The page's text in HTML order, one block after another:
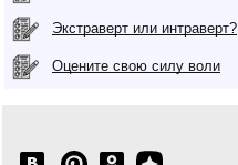
Экстраверт или интраверт?
Оцените свою силу воли